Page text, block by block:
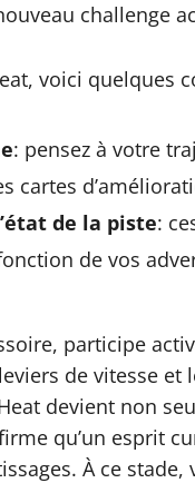
challenge
voici quelques
: pensez à votre
cartes
de la piste:
de vos
participe
de vitesse
devient non
qu’un esprit
À ce